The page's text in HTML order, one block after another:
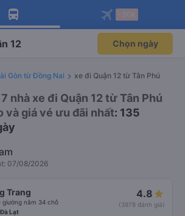
app Vexere ngay!
ưu đãi thành viên độc
Mở app
app Vexere
ghế khi đặt vé máy bay qua
Mở app
12 Chọn ngày
Gòn từ Đồng Nai xe đi Quận 12 từ Tân Phú
nhà xe đi Quận 12 từ Tân Phú
và giá vé ưu đãi nhất: 135
07/08/2026
Trang
giường nằm 34 chỗ
4.8
(3978 đánh giá)
Lạt